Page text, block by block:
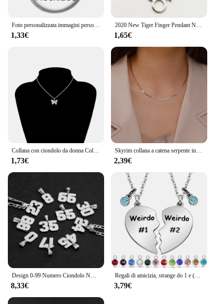
1,33€
2020 New Tiger Finger Pendant Necklace Fashion Jewelry Retro Texture maglione catena collana pendente gioielli
1,65€
1,73€
Skyrim collana a catena serpente in acciaio inossidabile per donna uomo colore oro girocollo a spina di pesce catene 2024 gioielli di tendenza regalo caldo
2,39€
Design 0-99 Numero Ciondolo NK Collane per Uomo Donna Bambini Ragazze Team Girocollo in acciaio inossidabile Figaro Catena Gioielli di moda Regali
8,33€
Regali di amicizia, strange do 1 e (do 2 due divisi con ciondoli Birthstone collane con ciondolo a cuore, regalo di compleanno BFF per il migliore amico
3,79€